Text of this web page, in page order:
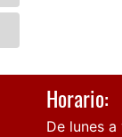
Horario:
De lunes a